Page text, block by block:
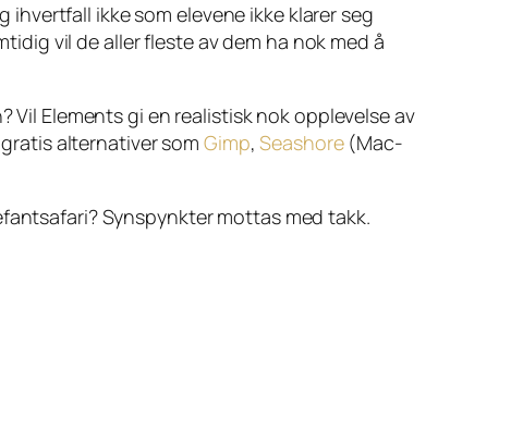
ihvertfall ikke som elevene ikke klarer seg
vil de aller fleste av dem ha nok med å
Vil Elements gi en realistisk nok opplevelse av
alternativer som Gimp,Seashore(Mac-
Synspynkter mottas med takk.